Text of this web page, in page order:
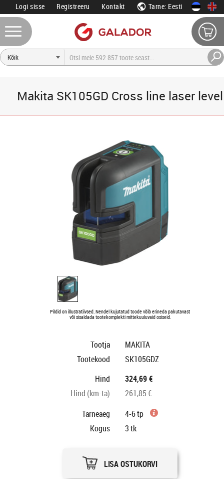
Logi sisse Registreeru Kontakt Tarne: Eesti
Makita SK105GD Cross line laser level
Pildid on illustratiivsed. Nendel kujutatud toode võib erineda pakutavast
või sisaldada tootekomplekti mittekuuluvaid osiseid.
Tootja
MAKITA
Tootekood
SK105GDZ
Hind
324,69 €
Hind (km-ta)
261,85 €
Tarneaeg
4-6 tp
Kogus
3tk
LISA OSTUKORVI